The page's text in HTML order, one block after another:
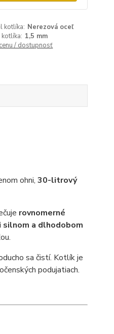
kotlíka: Nerezová oceľ
1,5 mm
/ dostupnosť
ohni, 30-litrový
rovnomerné
silnom a dlhodobom
sa čistí. Kotlík je
podujatiach.